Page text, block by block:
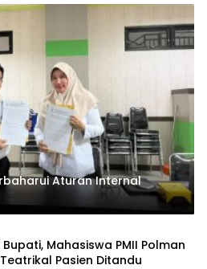
Aturan Internal
Mahasiswa PMII Polman
Pasien Ditandu